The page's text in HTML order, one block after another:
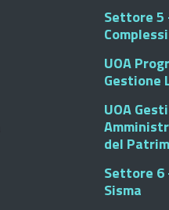
Settore 5
Complessi
UOA
Gestione
UOA
del
Settore 6
Sisma